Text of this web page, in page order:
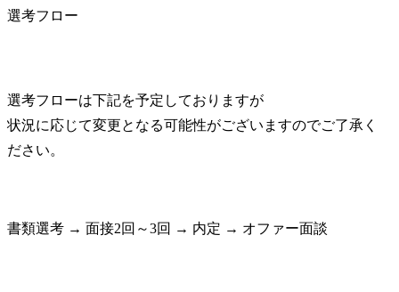
選考フロー
選考フローは下記を予定しておりますが
状況に応じて変更となる可能性がございますのでご了承く
ださい。
書類選考 → 面接2回～3回 → 内定 → オファー面談